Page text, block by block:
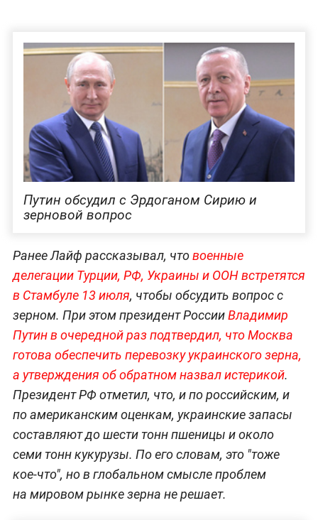
Путин обсудил с Эрдоганом Сирию и
зерновой вопрос
Ранее Лайф рассказывал, чтовоенные
делегации Турции, РФ, Украины и ООН встретятся
в Стамбуле 13 июля, чтобы обсудить вопрос с
зерном. При этом президент РоссииВладимир
Путин в очередной раз подтвердил, что Москва
готова обеспечить перевозку украинского зерна,
а утверждения об обратном назвал истерикой.
Президент РФ отметил, что, и по российским, и
по американским оценкам, украинские запасы
составляют до шести тонн пшеницы и около
семи тонн кукурузы. По его словам, это "тоже
кое-что", но в глобальном смысле проблем
на мировом рынке зерна не решает.